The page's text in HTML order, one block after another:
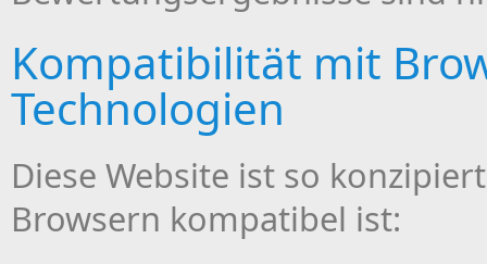
Kompatibilität mit
Technologien
Diese Website ist so
Browsern kompatibel ist: